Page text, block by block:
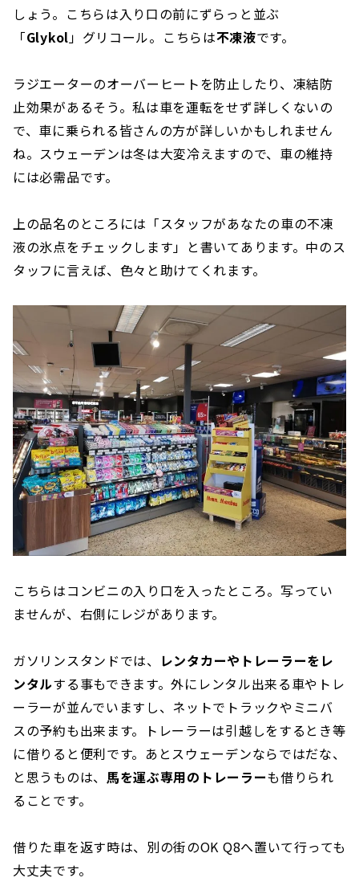
しょう。こちらは入り口の前にずらっと並ぶ
「Glykol」グリコール。こちらは不凍液です。
ラジエーターのオーバーヒートを防止したり、凍結防
止効果があるそう。私は車を運転をせず詳しくないの
で、車に乗られる皆さんの方が詳しいかもしれません
ね。スウェーデンは冬は大変冷えますので、車の維持
には必需品です。
上の品名のところには「スタッフがあなたの車の不凍
液の氷点をチェックします」と書いてあります。中のス
タッフに言えば、色々と助けてくれます。
こちらはコンビニの入り口を入ったところ。写ってい
ませんが、右側にレジがあります。
ガソリンスタンドでは、 レンタカーやトレーラーをレ
ンタルする事もできます。外にレンタル出来る車やトレ
ーラーが並んでいますし、ネットでトラックやミニバ
スの予約も出来ます。トレーラーは引越しをするとき等
に借りると便利です。あとスウェーデンならではだな、
と思うものは、 馬を運ぶ専用のトレーラーも借りられ
ることです。
借りた車を返す時は、別の街のOK Q8へ置いて行っても
大丈夫です。